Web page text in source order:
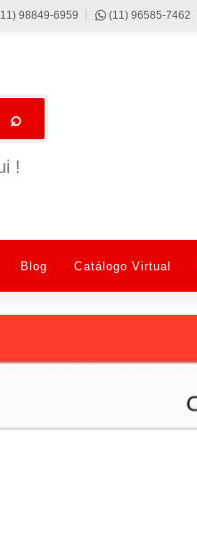
98849-6959 (11) 96585-7462
⌕
!
Blog Catálogo Virtual